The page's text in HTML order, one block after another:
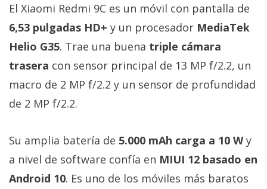
El Xiaomi Redmi 9C es un móvil con pantalla de
6,53 pulgadas HD+ y un procesador MediaTek
Helio G35. Trae una buena triple cámara
trasera con sensor principal de 13 MP f/2.2, un
macro de 2 MP f/2.2 y un sensor de profundidad
de 2 MP f/2.2.
Su amplia batería de 5.000 mAh carga a 10 Wy
a nivel de software confía en MIUI 12 basado en
Android 10. Es uno de los móviles más baratos